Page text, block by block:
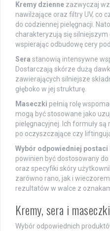
Kremy dzienne zazwyczaj
nawilżające oraz filtry UV, co
do codziennej pielęgnacji.
charakteryzują się
wspierając odbudowę cery
Sera stanowią intensywne
Dostarczają skórze dużą
zawierających silniejsze
głęboko w jej strukturę.
Maseczki pełnią rolę
mogą być stosowane jako
pielęgnacyjnej. Ich formuły
po oczyszczające czy
Wybór odpowiedniej
powinien być dostosowany
oraz specyfiki skóry
zarówno rano, jak i
rezultatów w walce z
Kremy, sera i
Wybór odpowiednich